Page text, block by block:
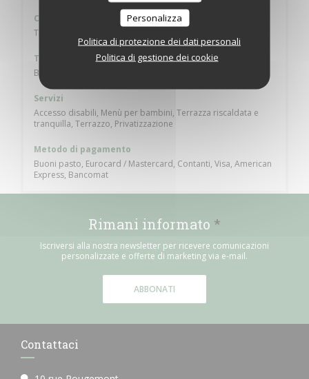
Personalizza
Politica di protezione dei dati personali
Politica di gestione dei cookie
Cucina
Tradizionale francese
Tipologia
Bistronomie
Servizi
Accesso disabili, Menù per bambini, Terrazza riscaldata e
tranquilla, Terrazzo, Privatizzazione
Metodo di pagamento
Buoni pasto, Eurocard / Mastercard, Contanti, Visa, American
Express, Bancomat
Rimani informato *
Iscriversi alla nostra newsletter per ricevere comunicazioni
personalizzate e offerte di marketing via e-mail.
ABBONATI
Contattaci